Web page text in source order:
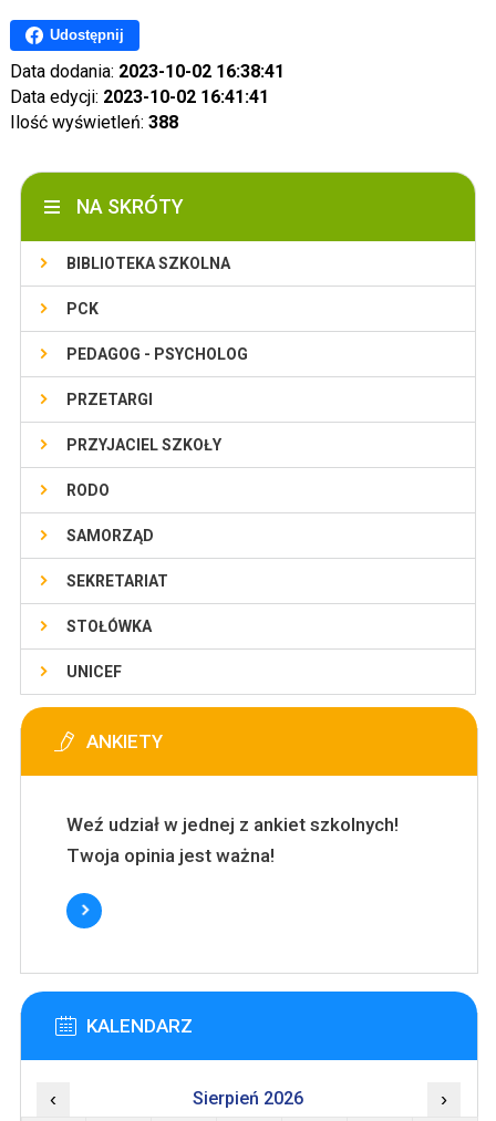
Udostępnij
Data dodania: 2023-10-02 16:38:41
Data edycji: 2023-10-02 16:41:41
Ilość wyświetleń: 388
NA SKRÓTY
BIBLIOTEKA SZKOLNA
PCK
PEDAGOG - PSYCHOLOG
PRZETARGI
PRZYJACIEL SZKOŁY
RODO
SAMORZĄD
SEKRETARIAT
STOŁÓWKA
UNICEF
ANKIETY
Weź udział w jednej z ankiet szkolnych!
Twoja opinia jest ważna!
KALENDARZ
‹ Sierpień 2026 ›